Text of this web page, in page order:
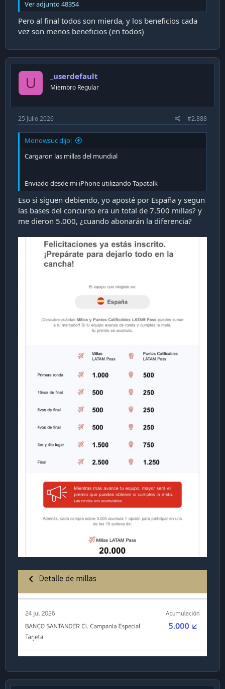
Ver adjunto 48354
Pero al final todos son mierda, y los beneficios cada
vez son menos beneficios (en todos)
U _userdefault
Miembro Regular
25 Julio 2026 #2.888
Monowsuc dijo:
Cargaron las millas del mundial
Enviado desde mi iPhone utilizando Tapatalk
Eso si siguen debiendo, yo aposté por España y segun
las bases del concurso era un total de 7.500 millas? y
me dieron 5.000, ¿cuando abonarán la diferencia?